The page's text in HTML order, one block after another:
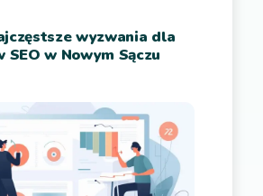
wyzwania dla
w Nowym Sączu